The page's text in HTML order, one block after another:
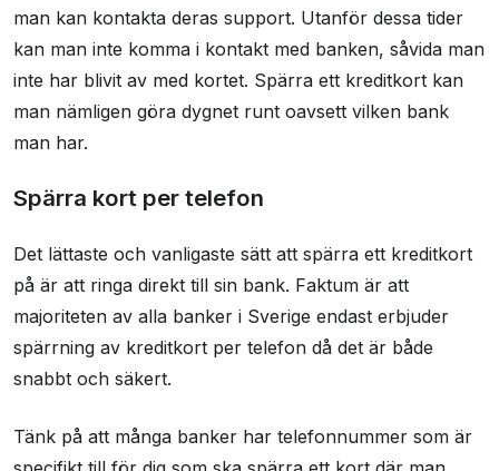
man kan kontakta deras support. Utanför dessa tider
kan man inte komma i kontakt med banken, såvida man
inte har blivit av med kortet. Spärra ett kreditkort kan
man nämligen göra dygnet runt oavsett vilken bank
man har.
Spärra kort per telefon
Det lättaste och vanligaste sätt att spärra ett kreditkort
på är att ringa direkt till sin bank. Faktum är att
majoriteten av alla banker i Sverige endast erbjuder
spärrning av kreditkort per telefon då det är både
snabbt och säkert.
Tänk på att många banker har telefonnummer som är